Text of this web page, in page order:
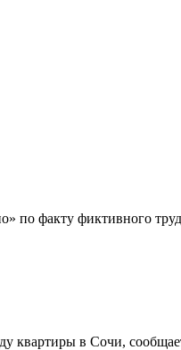
факту фиктивного
квартиры в Сочи,